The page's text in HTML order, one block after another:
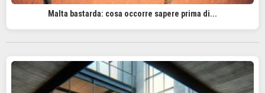
Malta bastarda: cosa occorre sapere prima di...